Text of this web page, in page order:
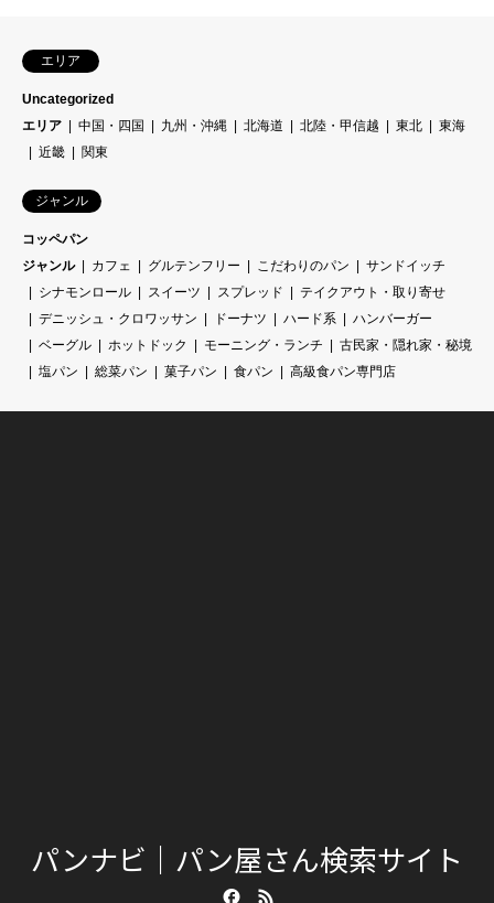
エリア
Uncategorized
エリア
中国・四国 九州・沖縄 北海道 北陸・甲信越 東北
東海
近畿
関東
ジャンル
コッペパン
ジャンル
カフェ グルテンフリー こだわりのパン
サンドイッチ
シナモンロール
スイーツ スプレッド
テイクアウト・取り寄せ
デニッシュ・クロワッサン
ドーナツ ハード系
ハンバーガー
ベーグル
ホットドック モーニング・ランチ
古民家・隠れ家・秘境
塩パン
総菜パン 菓子パン 食パン 高級食パン専門店
パンナビ｜パン屋さん検索サイト